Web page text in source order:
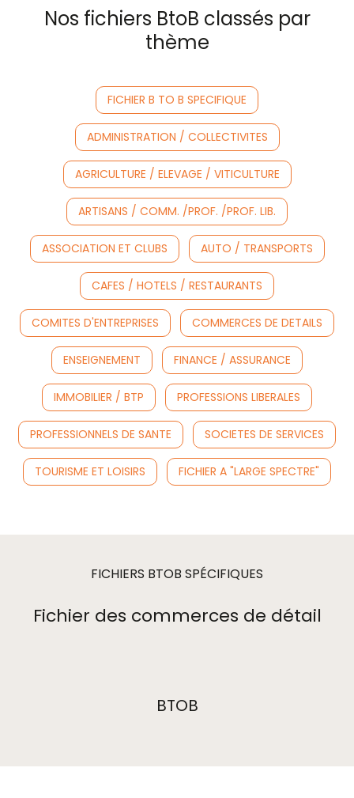
Nos fichiers BtoB classés par
thème
FICHIER B TO B SPECIFIQUE
ADMINISTRATION / COLLECTIVITES
AGRICULTURE / ELEVAGE / VITICULTURE
ARTISANS / COMM. /PROF. /PROF. LIB.
ASSOCIATION ET CLUBS AUTO / TRANSPORTS
CAFES / HOTELS / RESTAURANTS
COMITES D'ENTREPRISES COMMERCES DE DETAILS
ENSEIGNEMENT FINANCE / ASSURANCE
IMMOBILIER / BTP PROFESSIONS LIBERALES
PROFESSIONNELS DE SANTE SOCIETES DE SERVICES
TOURISME ET LOISIRS FICHIER A "LARGE SPECTRE"
FICHIERS BTOB SPÉCIFIQUES
Fichier des commerces de détail
BTOB